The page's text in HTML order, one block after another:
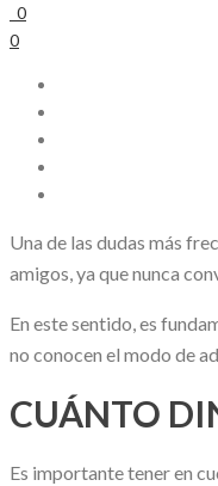
0
0
Una de las dudas más
amigos, ya que nunca
En este sentido, es
no conocen el modo de
CUÁNTO
Es importante tener en